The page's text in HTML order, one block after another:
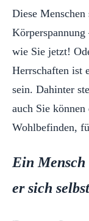
Diese
Körperspannung
wie Sie jetzt!
Herrschaften ist
sein. Dahinter
auch Sie
Wohlbefinden,
Ein
er sich